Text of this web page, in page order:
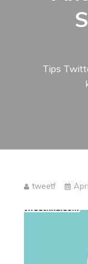
Tips
tweetf